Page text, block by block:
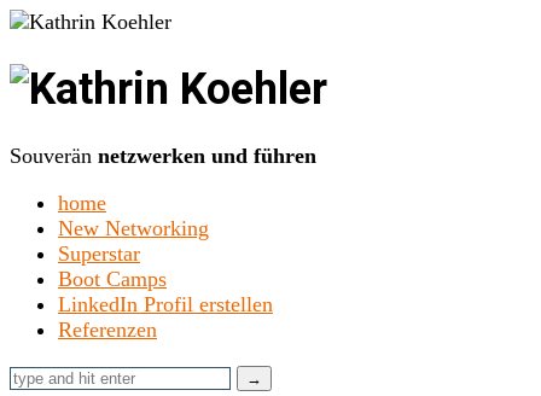
Kathrin
Koehler
Souverän netzwerken und führen
home
New Networking
Superstar
Boot Camps
LinkedIn Profil erstellen
Referenzen